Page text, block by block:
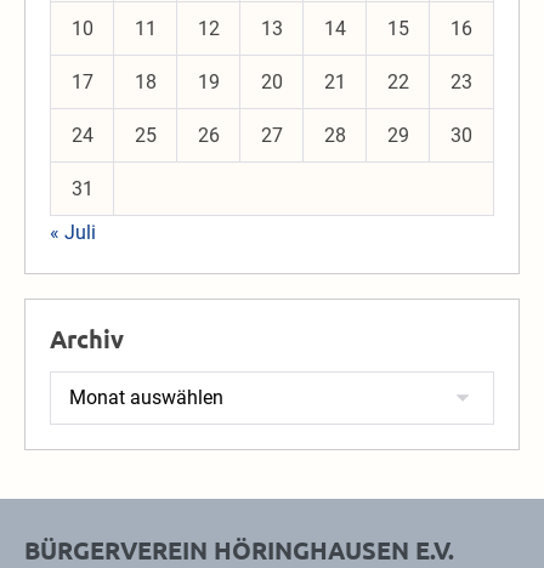
10 11 12 13 14 15 16
17 18 19 20 21 22 23
24 25 26 27 28 29 30
31
« Juli
Archiv
Archiv
BÜRGERVEREIN HÖRINGHAUSEN E.V.